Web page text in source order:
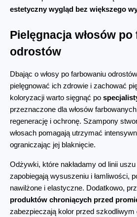
estetyczny wygląd bez większego
Pielęgnacja włosów
odrostów
Dbając o włosy po farbowaniu
pielęgnować ich zdrowie i zachować
koloryzacji warto sięgnąć po
przeznaczone dla włosów
regenerację i ochronę. Szampony
włosach pomagają utrzymać
ograniczając jej blaknięcie.
Odżywki, które nakładamy od linii
zapobiegają wysuszeniu i łamliwości,
produktów chroniących przed
zabezpieczają kolor przed szkodliwym